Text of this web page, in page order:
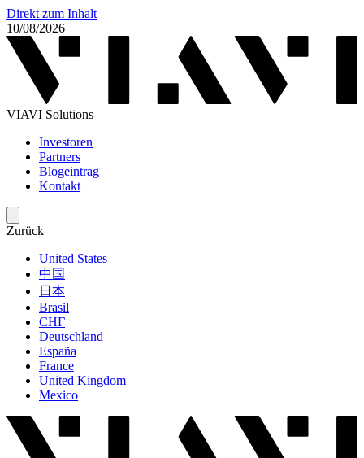
Direkt zum Inhalt
10/08/2026
VIAVI Solutions
Investoren
Partners
Blogeintrag
Kontakt
Zurück
United States
中国
日本
Brasil
СНГ
Deutschland
España
France
United Kingdom
Mexico